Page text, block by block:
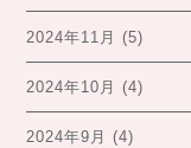
2024年11月 (5)
2024年10月 (4)
2024年9月 (4)